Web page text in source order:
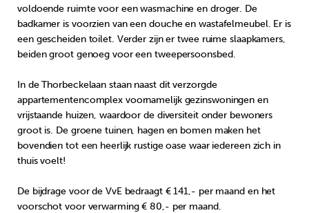
voldoende ruimte voor een wasmachine en droger. De
badkamer is voorzien van een douche en wastafelmeubel. Er is
een gescheiden toilet. Verder zijn er twee ruime slaapkamers,
beiden groot genoeg voor een tweepersoonsbed.
In de Thorbeckelaan staan naast dit verzorgde
appartementencomplex voornamelijk gezinswoningen en
vrijstaande huizen, waardoor de diversiteit onder bewoners
groot is. De groene tuinen, hagen en bomen maken het
bovendien tot een heerlijk rustige oase waar iedereen zich in
thuis voelt!
De bijdrage voor de VvE bedraagt € 141,- per maand en het
voorschot voor verwarming € 80,- per maand.